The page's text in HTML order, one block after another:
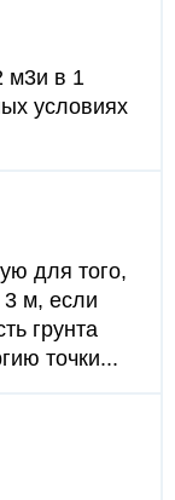
м3и в 1
условиях​
для того,
3 м, если
грунта
точки...